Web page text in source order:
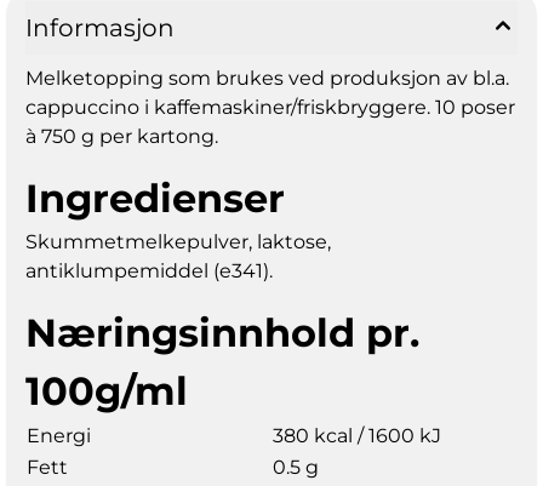
Informasjon
Melketopping som brukes ved produksjon av bl.a.
cappuccino i kaffemaskiner/friskbryggere. 10 poser
à 750 g per kartong.
Ingredienser
Skummetmelkepulver, laktose,
antiklumpemiddel (e341).
Næringsinnhold pr.
100g/ml
Energi
380 kcal / 1600 kJ
Fett
0.5 g